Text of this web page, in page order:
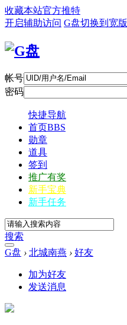
收藏本站官方推特
开启辅助访问 G盘切换到宽版
帐号
密码
快捷导航
首页BBS
勋章
道具
签到
推广有奖
新手宝典
新手任务
搜索
G盘 › 北城南燕 › 好友
加为好友
发送消息